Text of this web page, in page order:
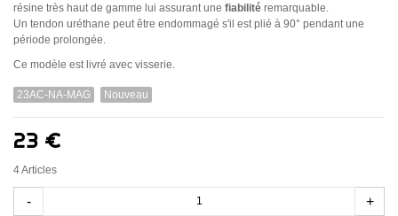
résine très haut de gamme lui assurant une fiabilité remarquable.
Un tendon uréthane peut être endommagé s'il est plié à 90° pendant une
période prolongée.
Ce modèle est livré avec visserie.
23AC-NA-MAG Nouveau
23 €
4Articles
- +